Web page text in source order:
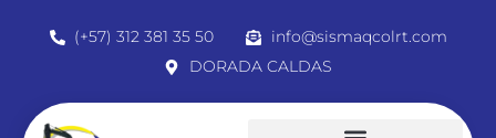
(+57) 312 381 35 50
info@sismaqcolrt.com
DORADA CALDAS